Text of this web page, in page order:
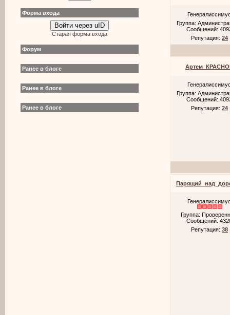
Форма входа
Войти через uID
Старая форма входа
Форум
Ранее в блоге
Ранее в блоге
Ранее в блоге
Группа:
Сообщений:
Репутация: 24
Группа:
Сообщений:
Репутация: 24
Группа:
Сообщений:
Репутация: 38